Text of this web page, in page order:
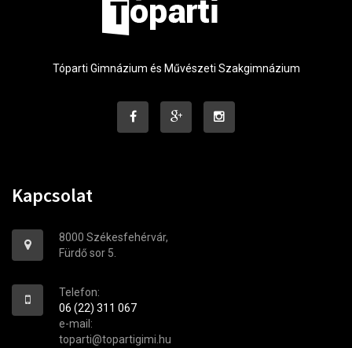
Tóparti Gimnázium és Művészeti Szakgimnázium
Kapcsolat
8000 Székesfehérvár,
Fürdő sor 5.
Telefon:
06 (22) 311 067
e-mail:
toparti@topartigimi.hu